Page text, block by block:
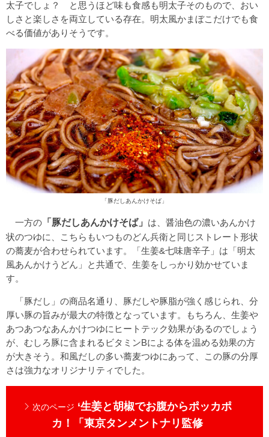
太子でしょ？ と思うほど味も食感も明太子そのもので、おい
しさと楽しさを両立している存在。明太風かまぼこだけでも食
べる価値がありそうです。
「豚だしあんかけそば」
一方の 「豚だしあんかけそば」 は、醤油色の濃いあんかけ
状のつゆに、こちらもいつものどん兵衛と同じストレート形状
の蕎麦が合わせられています。「生姜&七味唐辛子」は「明太
風あんかけうどん」と共通で、生姜をしっかり効かせていま
す。
「豚だし」の商品名通り、豚だしや豚脂が強く感じられ、分
厚い豚の旨みが最大の特徴となっています。もちろん、生姜や
あつあつなあんかけつゆにヒートテック効果があるのでしょう
が、むしろ豚に含まれるビタミンBによる体を温める効果の方
が大きそう。和風だしの多い蕎麦つゆにあって、この豚の分厚
さは強力なオリジナリティでした。
次のページ ‘生姜と胡椒でお腹からポッカポ
カ！「東京タンメントナリ監修